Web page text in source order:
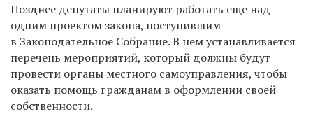
Позднее депутаты планируют работать еще над
одним проектом закона, поступившим
в Законодательное Собрание. В нем устанавливается
перечень мероприятий, который должны будут
провести органы местного самоуправления, чтобы
оказать помощь гражданам в оформлении своей
собственности.